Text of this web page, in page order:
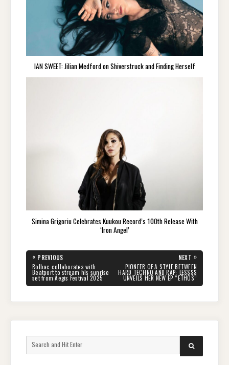
IAN SWEET: Jilian Medford on Shiverstruck and Finding Herself
Simina Grigoriu Celebrates Kuukou Record’s 100th Release With
‘Iron Angel’
Post
navigation
« PREVIOUS
PREVIOUS
POST:
Rolbac collaborates with
Beatport to stream his sunrise
set from Aegis Festival 2025
NEXT »
NEXT
POST:
PIONEER OF A STYLE BETWEEN
HARD TECHNO AND RAP: LESSSS
UNVEILS HER NEW EP “ETHOS”
SEARCH